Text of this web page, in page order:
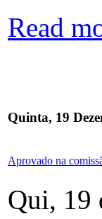
Read
Quinta, 19
Aprovado na
Qui, 19